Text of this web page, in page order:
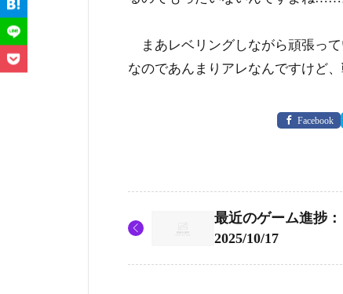
まあレベリングしながら頑張っ
なのであんまりアレなんですけど
Facebook
最近のゲーム進捗：
2025/10/17